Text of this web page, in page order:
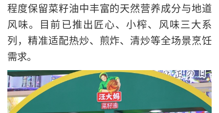
程度保留菜籽油中丰富的天然营养成分与地道
风味。目前已推出匠心、小榨、风味三大系
列，精准适配热炒、煎炸、清炒等全场景烹饪
需求。